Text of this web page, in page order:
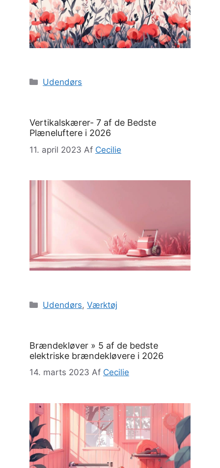
Kategorier
Udendørs
Vertikalskærer- 7 af de Bedste
Plæneluftere i 2026
11. april 2023 Af Cecilie
Kategorier
Udendørs,Værktøj
Brændekløver » 5 af de bedste
elektriske brændekløvere i 2026
14. marts 2023 Af Cecilie